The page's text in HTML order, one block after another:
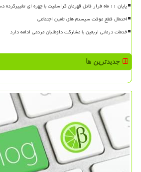
پایان ۱۱ ماه فرار قاتل قهرمان کراسفیت با چهره ای تغییرکرده دستگیر شد
احتمال قطع موقت سیستم های تامین اجتماعی
خدمات درمانی اربعین با مشارکت داوطلبان مردمی ادامه دارد
جدیدترین ها